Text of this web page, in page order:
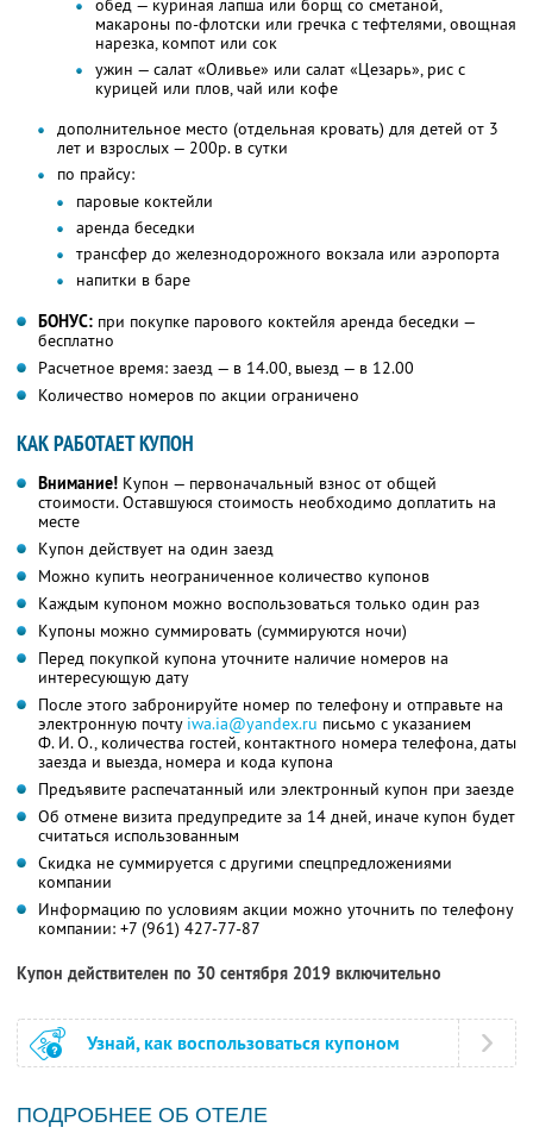
обед — куриная лапша или борщ со сметаной,
макароны по-флотски или гречка с тефтелями, овощная
нарезка, компот или сок
ужин — салат «Оливье» или салат «Цезарь», рис с
курицей или плов, чай или кофе
дополнительное место (отдельная кровать) для детей от 3
лет и взрослых — 200р. в сутки
по прайсу:
паровые коктейли
аренда беседки
трансфер до железнодорожного вокзала или аэропорта
напитки в баре
БОНУС: при покупке парового коктейля аренда беседки —
бесплатно
Расчетное время: заезд — в 14.00, выезд — в 12.00
Количество номеров по акции ограничено
КАК РАБОТАЕТ КУПОН
Внимание! Купон — первоначальный взнос от общей
стоимости. Оставшуюся стоимость необходимо доплатить на
месте
Купон действует на один заезд
Можно купить неограниченное количество купонов
Каждым купоном можно воспользоваться только один раз
Купоны можно суммировать (суммируются ночи)
Перед покупкой купона уточните наличие номеров на
интересующую дату
После этого забронируйте номер по телефону и отправьте на
электронную почту iwa.ia@yandex.ru письмо с указанием
Ф. И. О., количества гостей, контактного номера телефона, даты
заезда и выезда, номера и кода купона
Предъявите распечатанный или электронный купон при заезде
Об отмене визита предупредите за 14 дней, иначе купон будет
считаться использованным
Скидка не суммируется с другими спецпредложениями
компании
Информацию по условиям акции можно уточнить по телефону
компании: +7 (961) 427-77-87
Купон действителен по 30 сентября 2019 включительно
Узнай, как воспользоваться купоном
ПОДРОБНЕЕ ОБ ОТЕЛЕ